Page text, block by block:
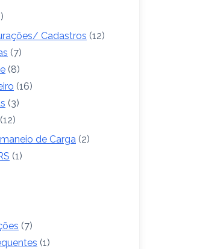
Cadastros (12)
(7)
(8)
(16)
(3)
(12)
de Carga(2)
(1)
(7)
(1)